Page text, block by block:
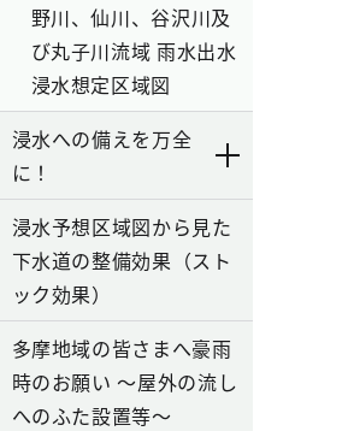
野川、仙川、谷沢川及
び丸子川流域 雨水出水
浸水想定区域図
浸水への備えを万全
に！
浸水予想区域図から見た
下水道の整備効果（スト
ック効果）
多摩地域の皆さまへ豪雨
時のお願い ～屋外の流し
へのふた設置等～